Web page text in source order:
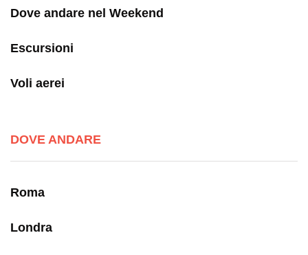
Dove andare nel Weekend
Escursioni
Voli aerei
DOVE ANDARE
Roma
Londra